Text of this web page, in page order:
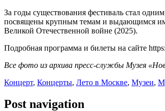
За годы существования фестиваль стал
посвящены крупным темам и выдающимся
Великой Отечественной войне (2025).
Подробная программа и билеты на сайте
Все фото из архива пресс-службы Музея
Концерт, Концерты, Лето в Москве, Музеи,
Post navigation